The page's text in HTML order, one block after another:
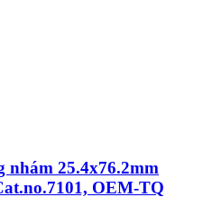
25.4x76.2mm
OEM-TQ